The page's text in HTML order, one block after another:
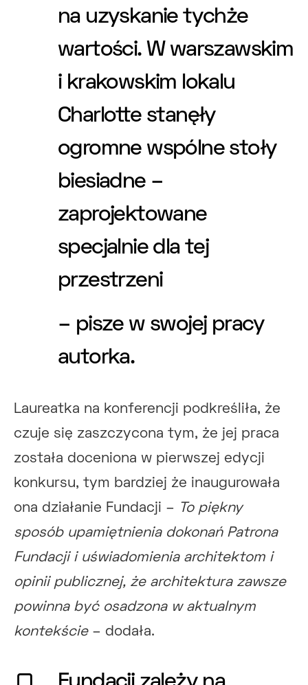
na uzyskanie tychże
wartości. W warszawskim
i krakowskim lokalu
Charlotte stanęły
ogromne wspólne stoły
biesiadne –
zaprojektowane
specjalnie dla tej
przestrzeni
– pisze w swojej pracy
autorka.
Laureatka na konferencji podkreśliła, że
czuje się zaszczycona tym, że jej praca
została doceniona w pierwszej edycji
konkursu, tym bardziej że inaugurowała
ona działanie Fundacji –
To piękny
sposób upamiętnienia dokonań Patrona
Fundacji i uświadomienia architektom i
opinii publicznej, że architektura zawsze
powinna być osadzona w aktualnym
kontekście– dodała.